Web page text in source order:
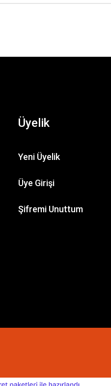
Üyelik
Yeni Üyelik
Üye Girişi
Şifremi Unuttum